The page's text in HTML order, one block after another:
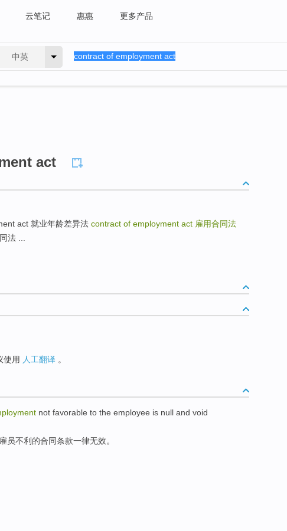
云笔记 惠惠 更多产品
中英
act
act 就业年龄差异法 contract of employment act 雇用合同法
法 ...
使用 人工翻译 。
not favorable to the employee is null and void
雇员不利 的合同条款一律无效。